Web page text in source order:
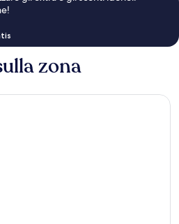
zona